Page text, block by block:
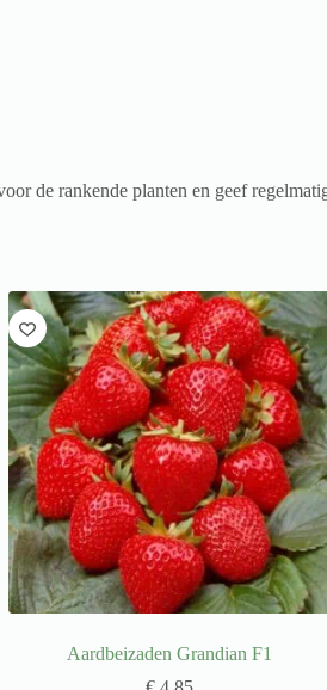
de rankende planten en geef
Aardbeizaden Grandian F1